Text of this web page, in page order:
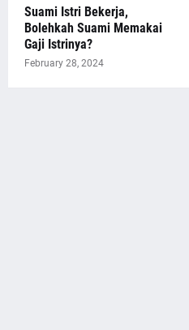
Suami Istri Bekerja,
Bolehkah Suami Memakai
Gaji Istrinya?
February 28, 2024